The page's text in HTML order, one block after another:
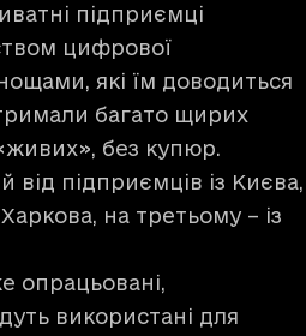
підприємці
цифрової
які їм доводиться
багато щирих
без купюр.
від підприємців із Києва,
на третьому – із
опрацьовані,
використані для